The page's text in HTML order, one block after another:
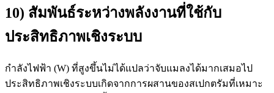
10) สัมพันธ์ระหว่างพลังงานที่ใช้กับ
ประสิทธิภาพเชิงระบบ
กำลังไฟฟ้า (W) ที่สูงขึ้นไม่ได้แปลว่าจับแมลงได้มากเสมอไป
ประสิทธิภาพเชิงระบบเกิดจากการผสานของสเปกตรัมที่เหมาะ